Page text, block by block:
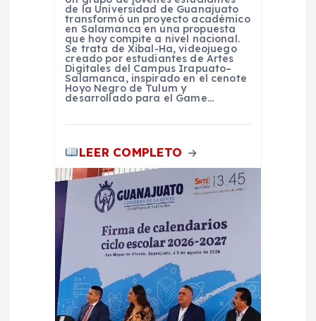
de la Universidad de Guanajuato
transformó un proyecto académico
en Salamanca en una propuesta
que hoy compite a nivel nacional.
Se trata de Xibal-Ha, videojuego
creado por estudiantes de Artes
Digitales del Campus Irapuato–
Salamanca, inspirado en el cenote
Hoyo Negro de Tulum y
desarrollado para el Game…
LEER COMPLETO